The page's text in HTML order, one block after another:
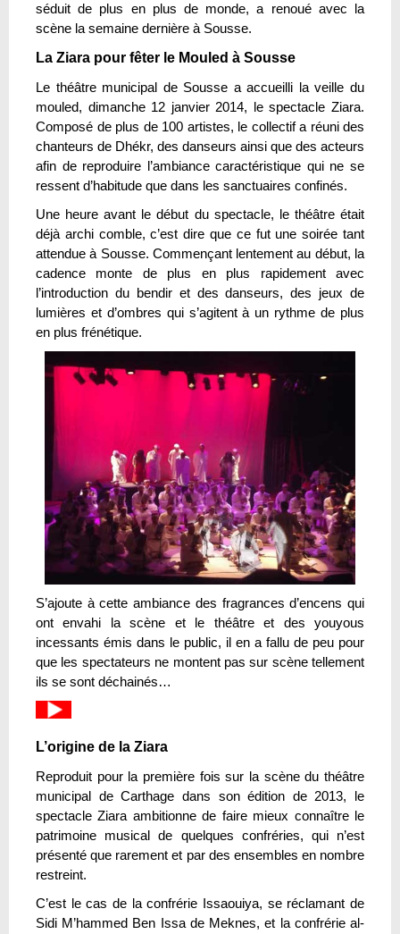
séduit de plus en plus de monde, a renoué avec la
scène la semaine dernière à Sousse.
La Ziara pour fêter le Mouled à Sousse
Le théâtre municipal de Sousse a accueilli la veille du
mouled, dimanche 12 janvier 2014, le spectacle Ziara.
Composé de plus de 100 artistes, le collectif a réuni des
chanteurs de Dhékr, des danseurs ainsi que des acteurs
afin de reproduire l’ambiance caractéristique qui ne se
ressent d’habitude que dans les sanctuaires confinés.
Une heure avant le début du spectacle, le théâtre était
déjà archi comble, c’est dire que ce fut une soirée tant
attendue à Sousse. Commençant lentement au début, la
cadence monte de plus en plus rapidement avec
l’introduction du bendir et des danseurs, des jeux de
lumières et d’ombres qui s’agitent à un rythme de plus
en plus frénétique.
S’ajoute à cette ambiance des fragrances d’encens qui
ont envahi la scène et le théâtre et des youyous
incessants émis dans le public, il en a fallu de peu pour
que les spectateurs ne montent pas sur scène tellement
ils se sont déchainés…
L’origine de la Ziara
Reproduit pour la première fois sur la scène du théâtre
municipal de Carthage dans son édition de 2013, le
spectacle Ziara ambitionne de faire mieux connaître le
patrimoine musical de quelques confréries, qui n’est
présenté que rarement et par des ensembles en nombre
restreint.
C’est le cas de la confrérie Issaouiya, se réclamant de
Sidi M’hammed Ben Issa de Meknes, et la confrérie al-